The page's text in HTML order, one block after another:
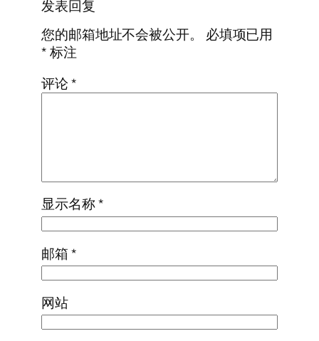
发表回复
您的邮箱地址不会被公开。
必填项已用
*标注
评论*
显示名称*
邮箱*
网站